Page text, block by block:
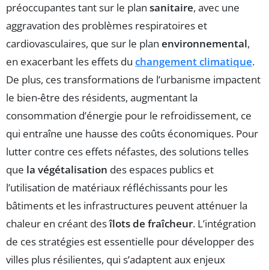
préoccupantes tant sur le plan sanitaire, avec une
aggravation des problèmes respiratoires et
cardiovasculaires, que sur le plan environnemental,
en exacerbant les effets du changement climatique.
De plus, ces transformations de l’urbanisme impactent
le bien-être des résidents, augmentant la
consommation d’énergie pour le refroidissement, ce
qui entraîne une hausse des coûts économiques. Pour
lutter contre ces effets néfastes, des solutions telles
que la végétalisation des espaces publics et
l’utilisation de matériaux réfléchissants pour les
bâtiments et les infrastructures peuvent atténuer la
chaleur en créant desîlots de fraîcheur. L’intégration
de ces stratégies est essentielle pour développer des
villes plus résilientes, qui s’adaptent aux enjeux